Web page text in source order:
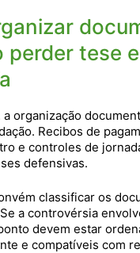
perder tese
a organização
Recibos de
e controles de
defensivas.
classificar os
a controvérsia
devem estar
e compatíveis com